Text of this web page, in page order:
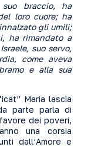
braccio, ha
loro cuore; ha
gli umili;
ha rimandato a
suo servo,
come aveva
e alla sua
Maria lascia
parte parla di
dei poveri,
una corsia
dall’Amore e